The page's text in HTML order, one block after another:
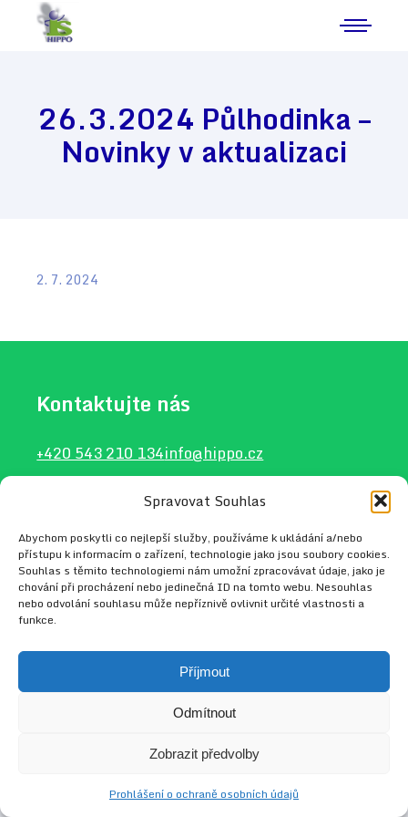
Spravovat Souhlas
Abychom poskytli co nejlepší služby, používáme k ukládání a/nebo
přístupu k informacím o zařízení, technologie jako jsou soubory cookies.
Souhlas s těmito technologiemi nám umožní zpracovávat údaje, jako je
chování při procházení nebo jedinečná ID na tomto webu. Nesouhlas
nebo odvolání souhlasu může nepříznivě ovlivnit určité vlastnosti a
funkce.
Příjmout
Odmítnout
Zobrazit předvolby
Prohlášení o ochraně osobních údajů
26.3.2024 Půlhodinka –
Novinky v aktualizaci
2. 7. 2024
Kontaktujte nás
+420 543 210 134info@hippo.cz
2026 © HIPPO Web vytvořilRadek Tejkl